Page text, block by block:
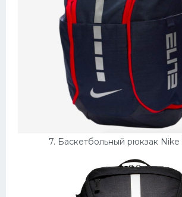
7. Баскетбольный рюкзак